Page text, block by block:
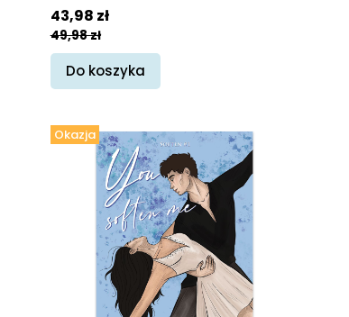
Cena promocyjna
43,98 zł
49,98 zł
Do koszyka
Okazja